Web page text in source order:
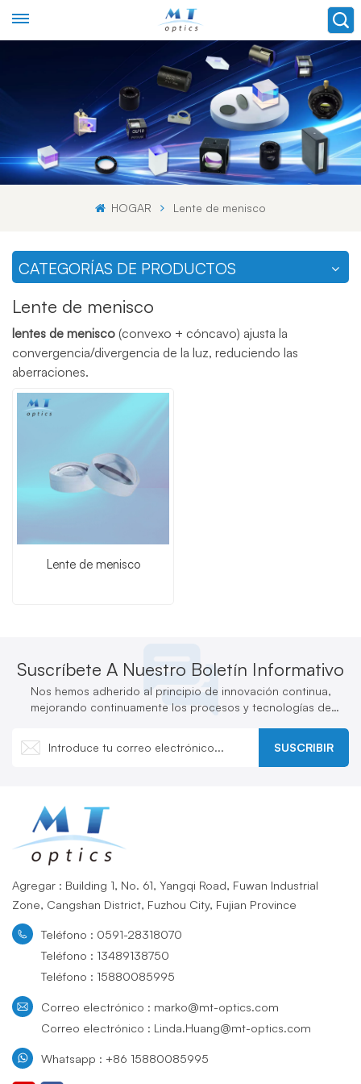
HOGAR Lente de menisco
CATEGORÍAS DE PRODUCTOS
Lente de menisco
lentes de menisco (convexo + cóncavo) ajusta la
convergencia/divergencia de la luz, reduciendo las
aberraciones.
Lente de menisco
Suscríbete A Nuestro Boletín Informativo
Nos hemos adherido al principio de innovación continua,
mejorando continuamente los procesos y tecnologías de
SUSCRIBIR
Agregar : Building 1, No. 61, Yangqi Road, Fuwan Industrial
Zone, Cangshan District, Fuzhou City, Fujian Province
Teléfono : 0591-28318070
Teléfono : 13489138750
Teléfono : 15880085995
Correo electrónico : marko@mt-optics.com
Correo electrónico : Linda.Huang@mt-optics.com
Whatsapp : +86 15880085995